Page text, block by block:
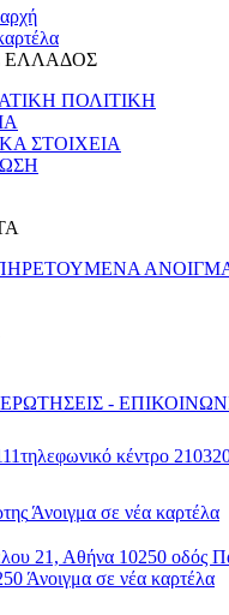
ΕΛΛΑΔΟΣ
ΠΟΛΙΤΙΚΗ
ΣΤΟΙΧΕΙΑ
-
τηλεφωνικό κέντρο
Άνοιγμα σε νέα καρτέλα
21, Αθήνα 10250 οδός
Άνοιγμα σε νέα καρτέλα